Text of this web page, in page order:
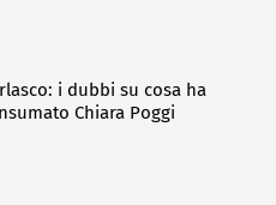
i dubbi su cosa ha
Chiara Poggi